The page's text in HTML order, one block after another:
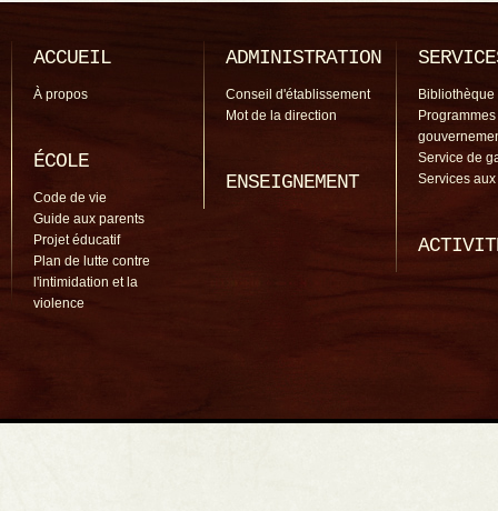
ACCUEIL
À propos
ÉCOLE
Code de vie
Guide aux parents
Projet éducatif
Plan de lutte contre
l'intimidation et la
violence
ADMINISTRATION
Conseil d'établissement
Mot de la direction
ENSEIGNEMENT
Bibliothèque
Programmes
Service de
Services